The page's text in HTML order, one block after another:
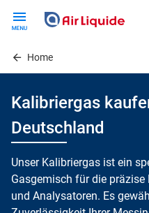
contentHome
Kalibriergas
Deutschland
Unser Kalibriergas ist ein
Gasgemisch für die
und Analysatoren. Es